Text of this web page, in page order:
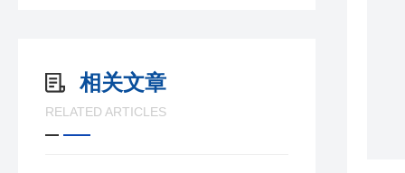
相关文章
RELATED ARTICLES